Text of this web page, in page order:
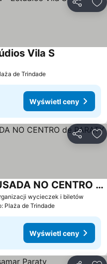
Vila S
de Trindade
Wyświetl ceny
wycieczek i biletów
POUSO DE ICARO - POUSADA NO CENTRO de PARATY
Plaża de Trindade
Wyświetl ceny